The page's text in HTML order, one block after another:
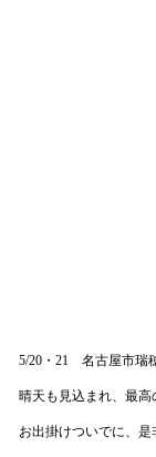
5/20・21 名古屋市瑞
晴天も見込まれ、最高
お出掛けついでに、是